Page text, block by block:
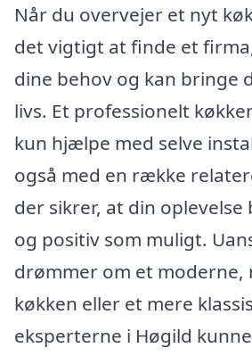
Når du overvejer et nyt
det vigtigt at finde et
dine behov og kan bringe
livs. Et professionelt
kun hjælpe med selve
også med en række
der sikrer, at din oplevelse
og positiv som muligt.
drømmer om et moderne,
køkken eller et mere
eksperterne i Høgild